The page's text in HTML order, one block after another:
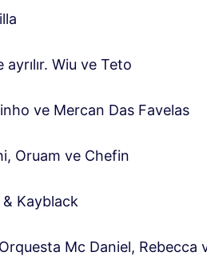
ayrılır. Wiu ve Teto
ve Mercan Das Favelas
Oruam ve Chefin
Kayblack
Mc Daniel, Rebecca